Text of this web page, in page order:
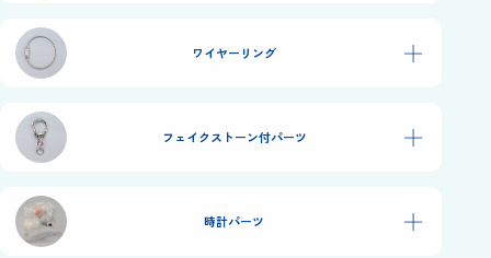
ワイヤーリング ＋
フェイクストーン付パーツ ＋
時計パーツ ＋